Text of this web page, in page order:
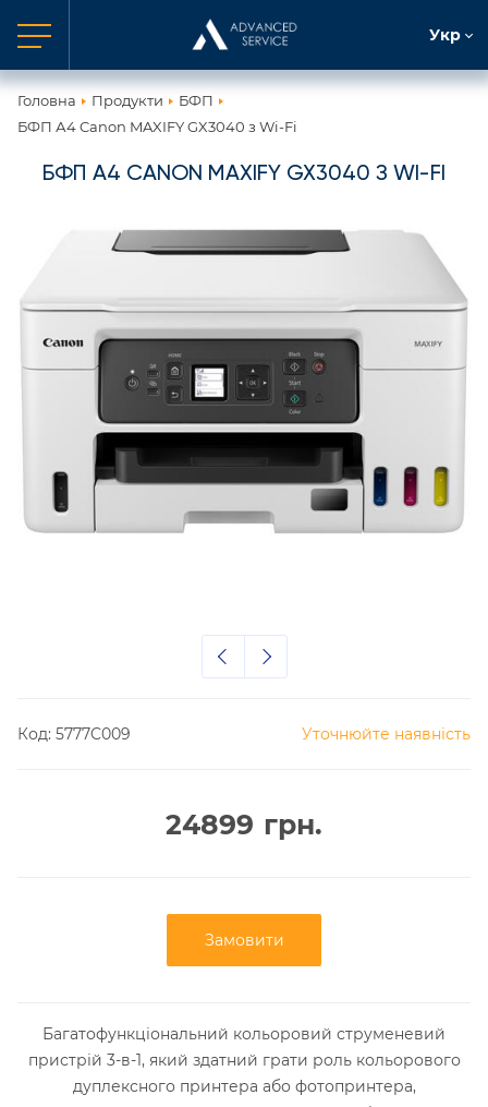
Укр
Головна Продукти
БФП
БФП А4 Canon MAXIFY GX3040 з Wi-Fi
БФП А4 CANON MAXIFY GX3040 З WI-FI
Код: 5777C009 Уточнюйте наявність
24899 грн.
Замовити
Багатофункціональний кольоровий струменевий
пристрій 3-в-1, який здатний грати роль кольорового
дуплексного принтера або фотопринтера,